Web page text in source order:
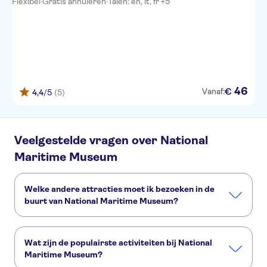
4,4/5 (5) Vanaf:€ 46
Veelgestelde vragen over National
Maritime Museum
Welke andere attracties moet ik bezoeken in de
buurt van National Maritime Museum?
Harry Potter tours vanuit London
Wat zijn de populairste activiteiten bij National
Maritime Museum?